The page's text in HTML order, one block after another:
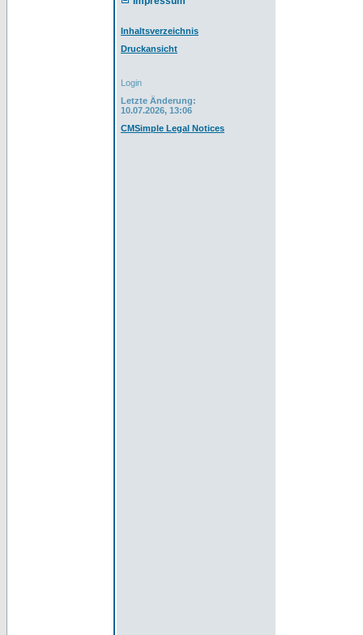
Inhaltsverzeichnis
Druckansicht
Login
Letzte Änderung:
10.07.2026, 13:06
CMSimple Legal Notices